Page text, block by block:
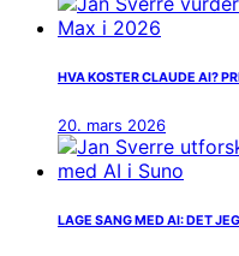
HVA KOSTER CLAUDE AI?
20. mars 2026
LAGE SANG MED AI: DET